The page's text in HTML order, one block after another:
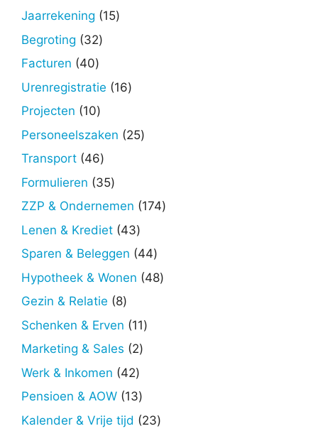
Jaarrekening 1515
Begroting 3232
Facturen 4040
producten
Urenregistratie 1616
Projecten 1010
producten
Personeelszaken 2525
Transport 4646
producten
Formulieren 3535
producten
ZZP & Ondernemen 174174
Lenen & Krediet 4343
producten
Sparen & Beleggen 4444
producten
Hypotheek & Wonen 4848
Gezin & Relatie 88
producten
Schenken & Erven 1111
Marketing & Sales 22
Werk & Inkomen 4242
producten
Pensioen & AOW 1313
producten
Kalender & Vrije tijd 2323